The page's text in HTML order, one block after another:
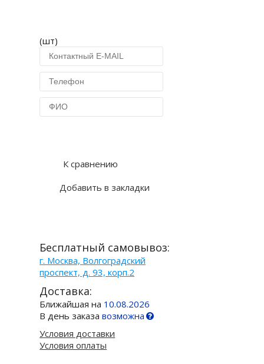
(шт)
К сравнению
Добавить в закладки
Бесплатный самовывоз:
г. Москва, Волгоградский
проспект, д. 93, корп.2
Доставка:
Ближайшая на 10.08.2026
В день заказавозможна
Условия доставки
Условия оплаты